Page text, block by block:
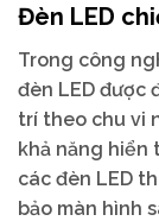
Đèn LED
Trong công
đèn LED được
trí theo chu vi
khả năng hiển
các đèn LED
bảo màn hình